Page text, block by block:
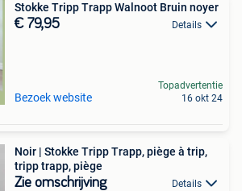
Stokke Tripp Trapp Walnoot Bruin noyer
€ 79,95 Details
Bezoek website
Topadvertentie
16 okt 24
Noir | Stokke Tripp Trapp, piège à trip,
tripp trapp, piège
Zie omschrijving Details